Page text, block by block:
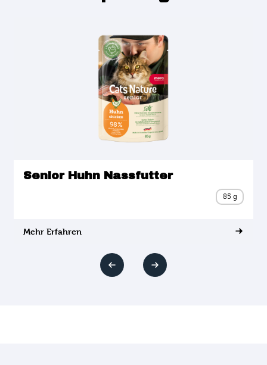
Senior Huhn Nassfutter
85 g
Mehr Erfahren